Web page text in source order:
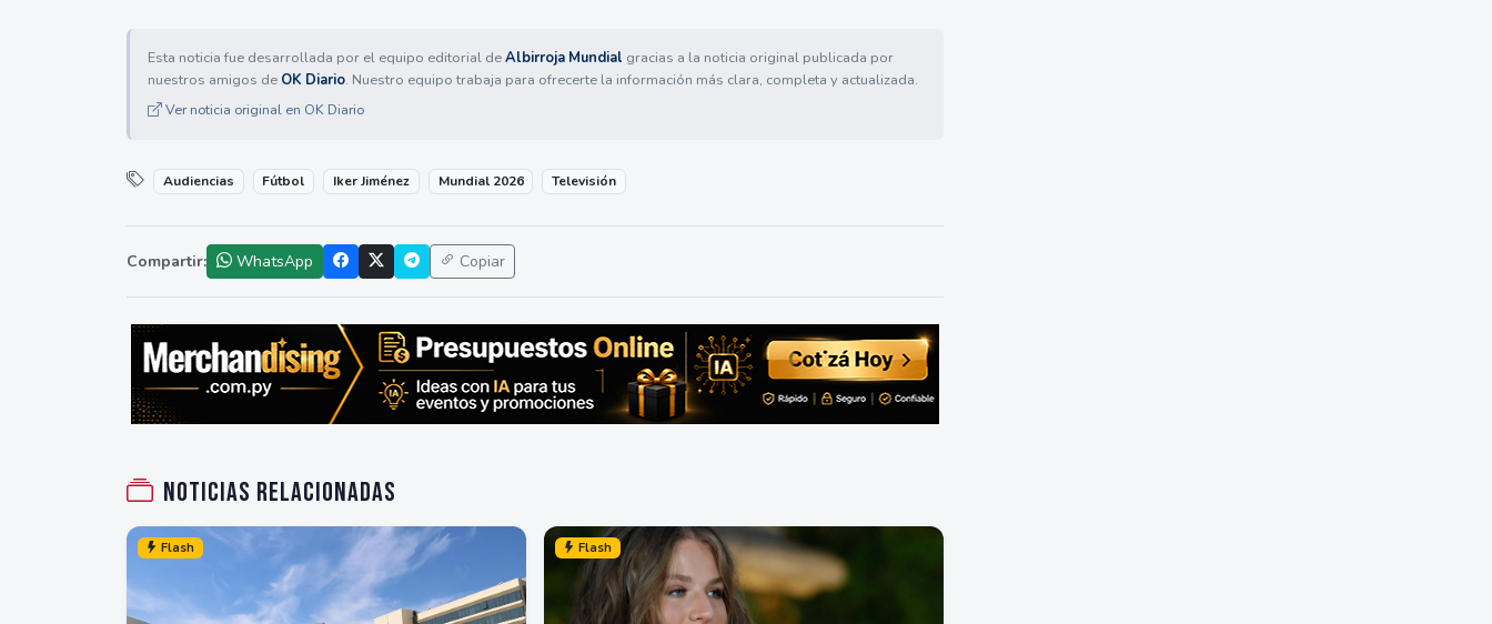
Esta noticia fue desarrollada por el equipo editorial deAlbirroja Mundial gracias a la noticia original publicada por
nuestros amigos de OK Diario. Nuestro equipo trabaja para ofrecerte la información más clara, completa y actualizada.
Ver noticia original en OK Diario
Audiencias Fútbol Iker Jiménez Mundial 2026 Televisión
Compartir: WhatsApp Copiar
Noticias relacionadas
Flash Flash